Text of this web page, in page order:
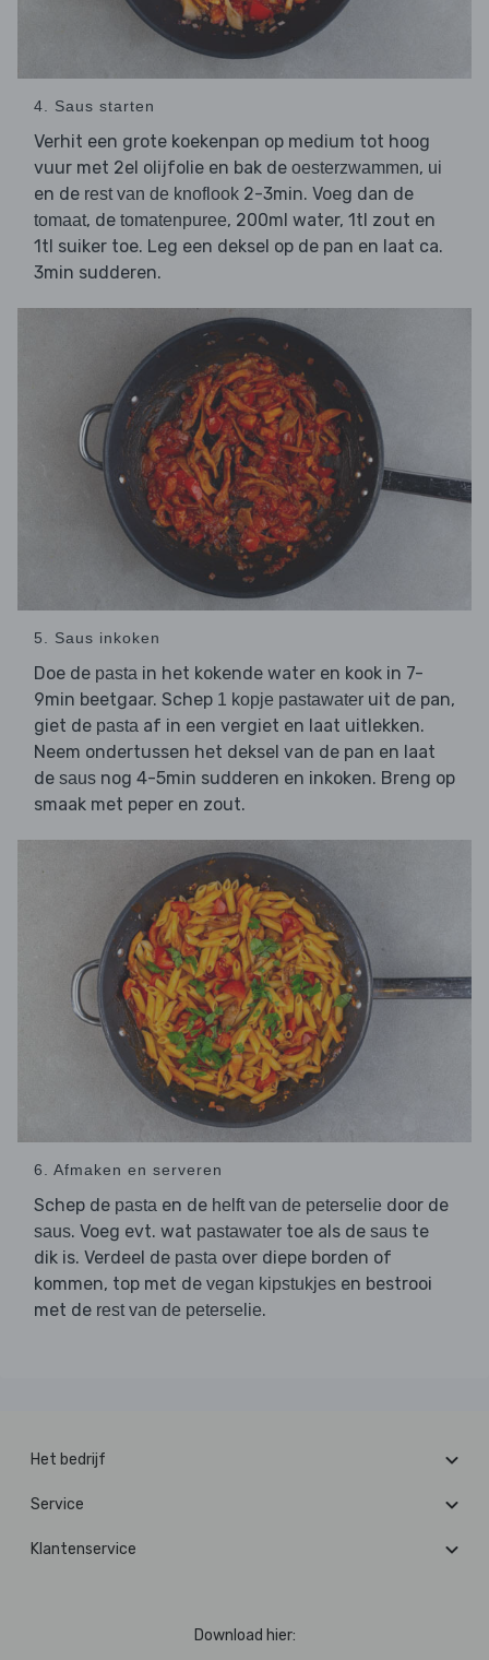
4. Saus starten
Verhit een grote koekenpan op medium tot hoog
vuur met 2el olijfolie en bak de oesterzwammen, ui
en de rest van de knoflook 2-3min. Voeg dan de
tomaat, de tomatenpuree, 200ml water, 1tl zout en
1tl suiker toe. Leg een deksel op de pan en laat ca.
3min sudderen.
5. Saus inkoken
Doe de pasta in het kokende water en kook in 7-
9min beetgaar. Schep 1 kopje pastawater uit de pan,
giet de pasta af in een vergiet en laat uitlekken.
Neem ondertussen het deksel van de pan en laat
de saus nog 4-5min sudderen en inkoken. Breng op
smaak met peper en zout.
6. Afmaken en serveren
Schep de pasta en de helft van de peterselie door de
saus. Voeg evt. wat pastawater toe als de saus te
dik is. Verdeel de pasta over diepe borden of
kommen, top met de vegan kipstukjes en bestrooi
met de rest van de peterselie.
Het bedrijf
Service
Klantenservice
Download hier: